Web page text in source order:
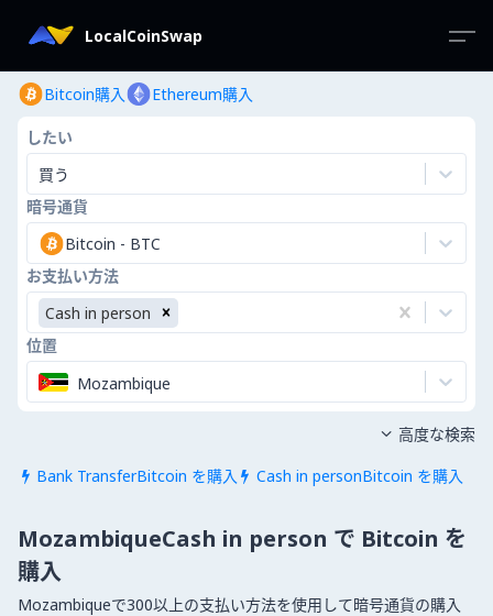
LocalCoinSwap
Bitcoin購入 Ethereum購入
したい
買う
暗号通貨
Bitcoin - BTC
お支払い方法
Cash in person
位置
Mozambique
 Bank TransferBitcoin を購入  Cash in personBitcoin を購入
 高度な検索
MozambiqueCash in person で Bitcoin を
購入
Mozambiqueで300以上の支払い方法を使用して暗号通貨の購入